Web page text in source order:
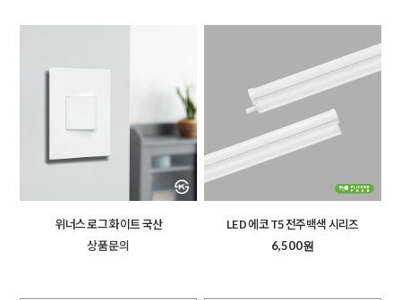
위너스 로그 화이트 국산
상품문의
LED 에코 T5 전주백색 시리즈
6,500원